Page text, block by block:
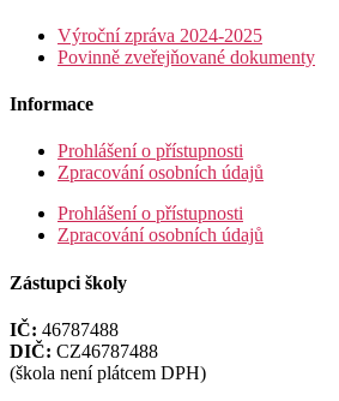
Výroční zpráva 2024-2025
Povinně zveřejňované dokumenty
Informace
Prohlášení o přístupnosti
Zpracování osobních údajů
Prohlášení o přístupnosti
Zpracování osobních údajů
Zástupci školy
IČ: 46787488
DIČ: CZ46787488
(škola není plátcem DPH)